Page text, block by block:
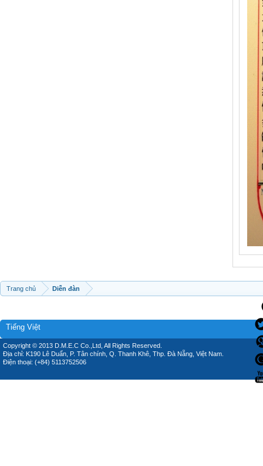
Trang chủ Diễn đàn
Tiếng Việt
Copyright © 2013 D.M.E.C Co.,Ltd, All Rights Reserved.
Địa chỉ: K190 Lê Duẩn, P. Tân chính, Q. Thanh Khê, Thp. Đà Nẵng, Việt Nam.
Điện thoại: (+84) 5113752506